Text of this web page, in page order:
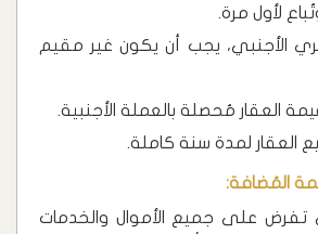
لأول مرة.
الأجنبي، يجب أن يكون غير مقيم
العقار مُحصلة بالعملة الأجنبية.
العقار لمدة سنة كاملة.
المُضافة:
تفرض على جميع الأموال والخدمات